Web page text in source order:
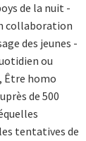
de la nuit -
collaboration
des jeunes -
ou
Être homo
de 500
tentatives de